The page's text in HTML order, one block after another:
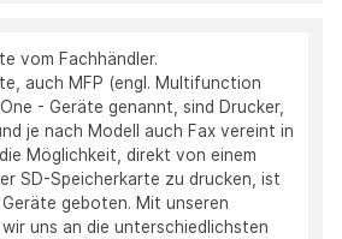
vom Fachhändler.
auch MFP (engl. Multifunction
- Geräte genannt, sind Drucker,
je nach Modell auch Fax vereint in
Möglichkeit, direkt von einem
SD-Speicherkarte zu drucken, ist
geboten. Mit unseren
uns an die unterschiedlichsten